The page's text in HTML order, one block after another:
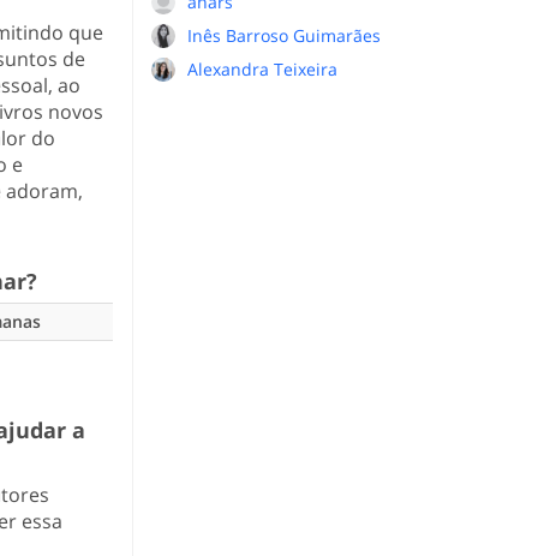
que
de
ao
novos
do
e
adoram,
a
essa
Inês Barroso Guimarães
Alexandra Teixeira